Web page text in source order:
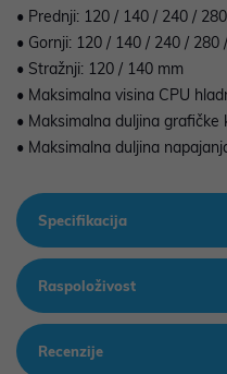
• Prednji: 120 / 140 / 240 /
• Gornji: 120 / 140 / 240 / 280
• Stražnji: 120 / 140 mm
• Maksimalna visina CPU
• Maksimalna duljina grafičke
• Maksimalna duljina
Specifikacija
Raspoloživost
Recenzije